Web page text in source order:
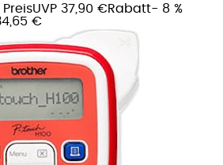
UVP 37,90 €Rabatt- 8 %
€